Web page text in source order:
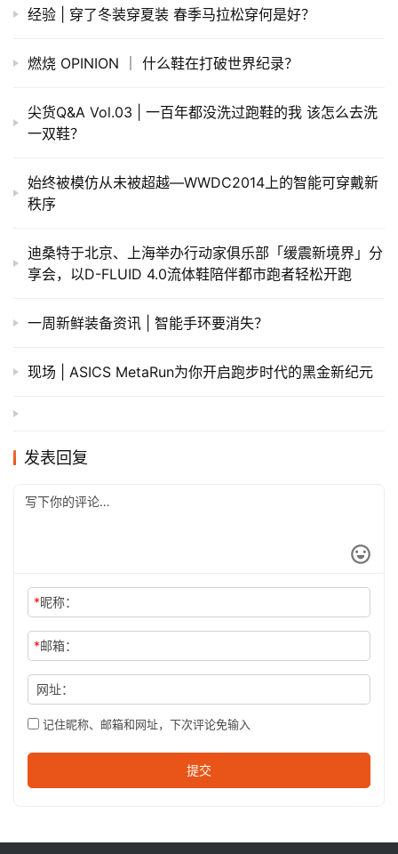
经验 | 穿了冬装穿夏装 春季马拉松穿何是好？
燃烧 OPINION ｜ 什么鞋在打破世界纪录？
尖货Q&A Vol.03 | 一百年都没洗过跑鞋的我 该怎么去洗
一双鞋？
始终被模仿从未被超越—WWDC2014上的智能可穿戴新
秩序
迪桑特于北京、上海举办行动家俱乐部「缓震新境界」分
享会，以D-FLUID 4.0流体鞋陪伴都市跑者轻松开跑
一周新鲜装备资讯 | 智能手环要消失？
现场 | ASICS MetaRun为你开启跑步时代的黑金新纪元
发表回复
*昵称：
*邮箱：
网址：
记住昵称、邮箱和网址，下次评论免输入
提交